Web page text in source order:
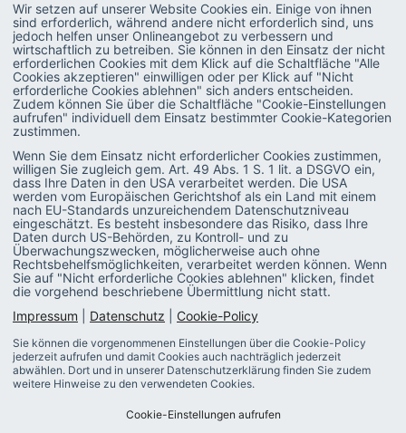
Wir setzen auf unserer Website Cookies ein. Einige von ihnen
sind erforderlich, während andere nicht erforderlich sind, uns
jedoch helfen unser Onlineangebot zu verbessern und
wirtschaftlich zu betreiben. Sie können in den Einsatz der nicht
erforderlichen Cookies mit dem Klick auf die Schaltfläche "Alle
Cookies akzeptieren" einwilligen oder per Klick auf "Nicht
erforderliche Cookies ablehnen" sich anders entscheiden.
Zudem können Sie über die Schaltfläche "Cookie-Einstellungen
aufrufen" individuell dem Einsatz bestimmter Cookie-Kategorien
zustimmen.
Wenn Sie dem Einsatz nicht erforderlicher Cookies zustimmen,
willigen Sie zugleich gem. Art. 49 Abs. 1 S. 1 lit. a DSGVO ein,
dass Ihre Daten in den USA verarbeitet werden. Die USA
werden vom Europäischen Gerichtshof als ein Land mit einem
nach EU-Standards unzureichendem Datenschutzniveau
eingeschätzt. Es besteht insbesondere das Risiko, dass Ihre
Daten durch US-Behörden, zu Kontroll- und zu
Überwachungszwecken, möglicherweise auch ohne
Rechtsbehelfsmöglichkeiten, verarbeitet werden können. Wenn
Sie auf "Nicht erforderliche Cookies ablehnen" klicken, findet
die vorgehend beschriebene Übermittlung nicht statt.
Impressum
Datenschutz Cookie-Policy
Sie können die vorgenommenen Einstellungen über die Cookie-Policy
jederzeit aufrufen und damit Cookies auch nachträglich jederzeit
abwählen. Dort und in unserer Datenschutzerklärung finden Sie zudem
weitere Hinweise zu den verwendeten Cookies.
Cookie-Einstellungen aufrufen
MAGAZIN
PODCAST
GLOSSAR
E-BOOKS
VIDEOS
Strategie
Recruiting
Administration
SAP-Praxis
SAP SuccessFactors
HR Software
Personalentwicklung
Datenschutz Cookie Policy Impressum